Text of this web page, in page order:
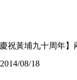
慶祝黃埔九十周年
2014/08/18